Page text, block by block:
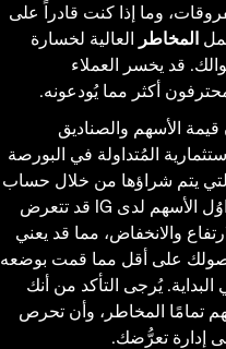
وما إذا كنت قادراً على
المخاطر العالية لخسارة
قد يخسر العملاء
أكثر مما يُودعونه.
قيمة الأسهم والصناديق
المُتداولة في البورصة
يتم شراؤها من خلال حساب
تداوُل الأسهم لدى IG قد تتعرض
والانخفاض، مما قد يعني
على أقل مما قمت بوضعه
البداية. يُرجى التأكد من أنك
تمامًا المخاطر، وأن تحرص
إدارة تعرُّضك.